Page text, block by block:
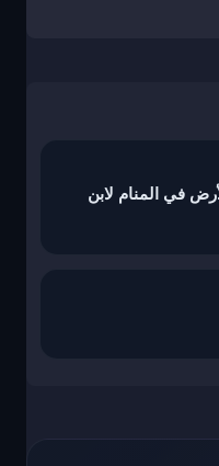
في المنام لابن